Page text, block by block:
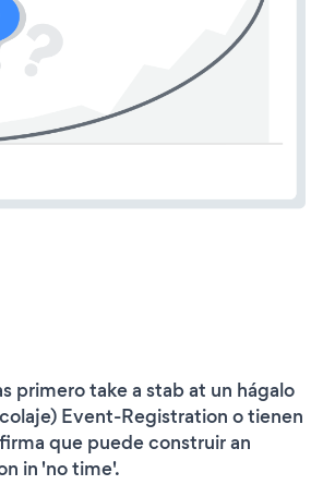
primero take a stab at un hágalo
Event-Registration o tienen
que puede construir an
in 'no time'.